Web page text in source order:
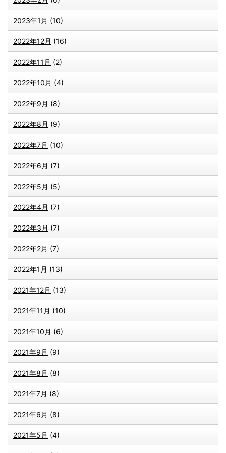
2023年1月 (10)
2022年12月 (16)
2022年11月 (2)
2022年10月 (4)
2022年9月 (8)
2022年8月 (9)
2022年7月 (10)
2022年6月 (7)
2022年5月 (5)
2022年4月 (7)
2022年3月 (7)
2022年2月 (7)
2022年1月 (13)
2021年12月 (13)
2021年11月 (10)
2021年10月 (6)
2021年9月 (9)
2021年8月 (8)
2021年7月 (8)
2021年6月 (8)
2021年5月 (4)